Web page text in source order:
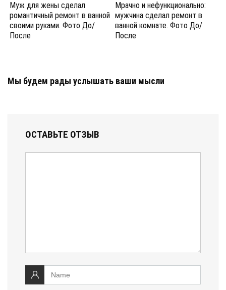
Муж для жены сделал
романтичный ремонт в ванной
своими руками. Фото До/
После
Мрачно и нефункционально:
мужчина сделал ремонт в
ванной комнате. Фото До/
После
Мы будем рады услышать ваши мысли
ОСТАВЬТЕ ОТЗЫВ